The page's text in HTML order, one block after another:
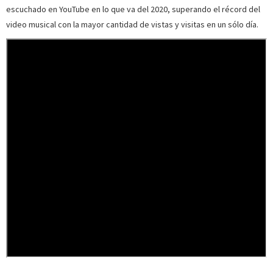
escuchado en YouTube en lo que va del 2020, superando el récord del
video musical con la mayor cantidad de vistas y visitas en un sólo día.